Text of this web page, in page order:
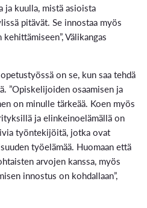
ja kuulla, mistä asioista
pitävät. Se innostaa myös
Välikangas
on se, kun saa tehdä
”Opiskelijoiden osaamisen ja
on minulle tärkeää. Koen myös
ja elinkeinoelämällä on
työntekijöitä, jotka ovat
työelämää. Huomaan että
arvojen kanssa, myös
innostus on kohdallaan”,